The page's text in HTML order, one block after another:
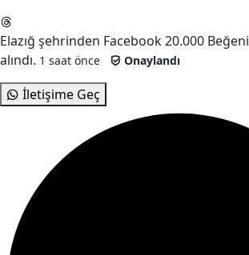
Elazığ şehrinden Facebook 20.000 Beğeni
alındı. 1 saat önce Onaylandı
İletişime Geç